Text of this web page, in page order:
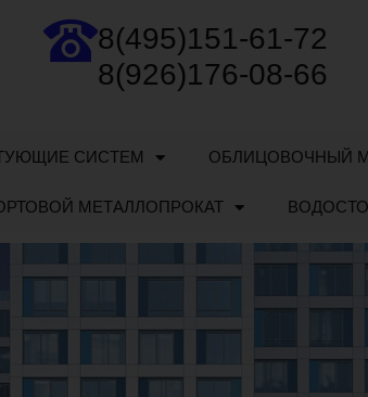
8(495)151-61-72
8(926)176-08-66
СИСТЕМ ОБЛИЦОВОЧНЫЙ
МЕТАЛЛОПРОКАТ